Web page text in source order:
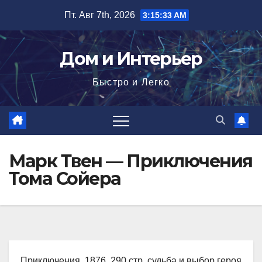
содержимому
Пт. Авг 7th, 2026 3:15:34 AM
Дом и Интерьер
Быстро и Легко
Марк Твен — Приключения
Тома Сойера